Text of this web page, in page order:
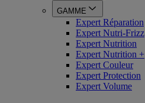
GAMME
Expert Réparation
Expert Nutri-Frizz
Expert Nutrition
Expert Nutrition +
Expert Couleur
Expert Protection
Expert Volume